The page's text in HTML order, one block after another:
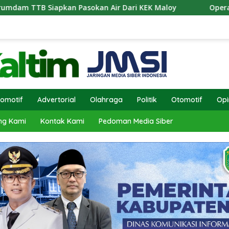
Air Dari KEK Maloy Operasi Antik Mahakam
Advertorial Olahraga Politik Otomotif
Kami Kontak Kami Pedoman Media Siber